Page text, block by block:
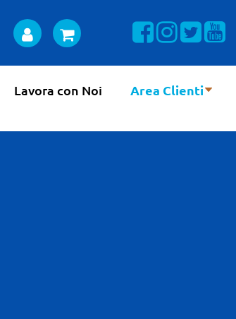
Visualizza la
Visualizza
Lavora con Noi Area Clienti